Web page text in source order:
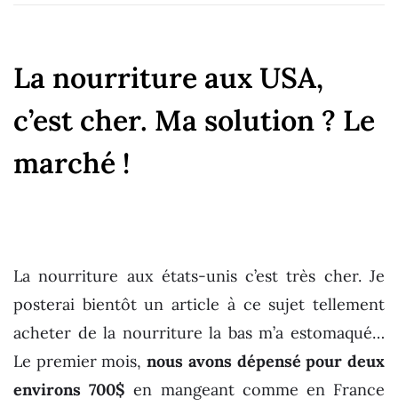
La nourriture aux USA,
c’est cher. Ma solution ? Le
marché !
La nourriture aux états-unis c’est très cher. Je
posterai bientôt un article à ce sujet tellement
acheter de la nourriture la bas m’a estomaqué…
Le premier mois,nous avons dépensé pour deux
environs 700$ en mangeant comme en France